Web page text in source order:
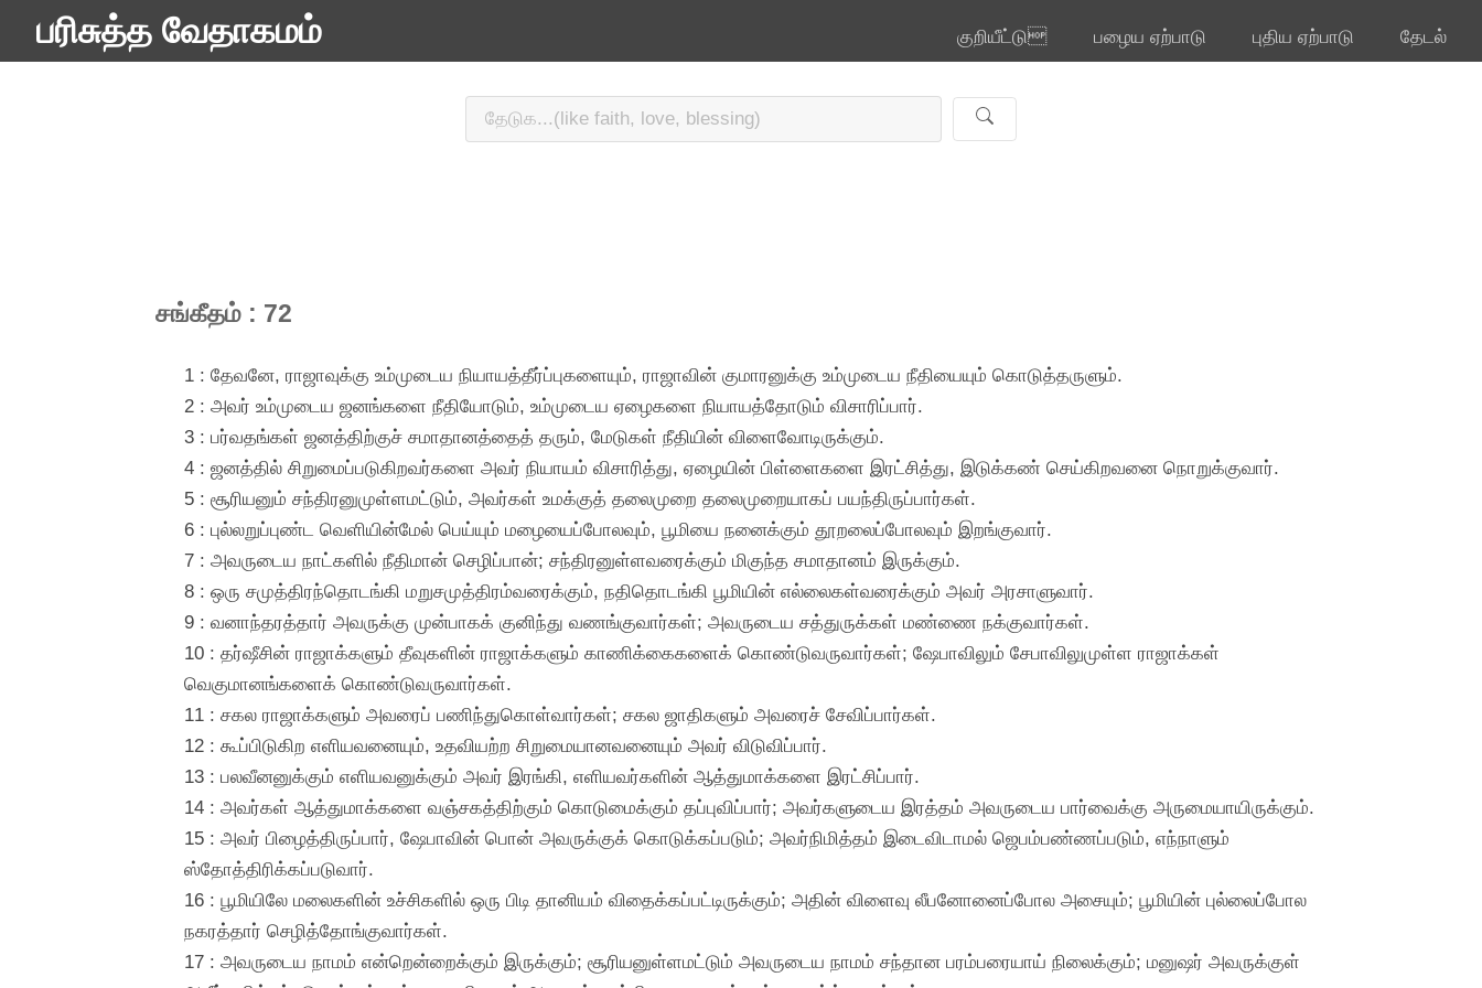
பரிசுத்த வேதாகமம் குறியீட்டு பழைய ஏற்பாடு புதிய ஏற்பாடு தேடல்
சங்கீதம் : 72
1 : தேவனே, ராஜாவுக்கு உம்முடைய நியாயத்தீர்ப்புகளையும், ராஜாவின் குமாரனுக்கு உம்முடைய நீதியையும் கொடுத்தருளும்.
2 : அவர் உம்முடைய ஜனங்களை நீதியோடும், உம்முடைய ஏழைகளை நியாயத்தோடும் விசாரிப்பார்.
3 : பர்வதங்கள் ஜனத்திற்குச் சமாதானத்தைத் தரும், மேடுகள் நீதியின் விளைவோடிருக்கும்.
4 : ஜனத்தில் சிறுமைப்படுகிறவர்களை அவர் நியாயம் விசாரித்து, ஏழையின் பிள்ளைகளை இரட்சித்து, இடுக்கண் செய்கிறவனை நொறுக்குவார்.
5 : சூரியனும் சந்திரனுமுள்ளமட்டும், அவர்கள் உமக்குத் தலைமுறை தலைமுறையாகப் பயந்திருப்பார்கள்.
6 : புல்லறுப்புண்ட வெளியின்மேல் பெய்யும் மழையைப்போலவும், பூமியை நனைக்கும் தூறலைப்போலவும் இறங்குவார்.
7 : அவருடைய நாட்களில் நீதிமான் செழிப்பான்; சந்திரனுள்ளவரைக்கும் மிகுந்த சமாதானம் இருக்கும்.
8 : ஒரு சமுத்திரந்தொடங்கி மறுசமுத்திரம்வரைக்கும், நதிதொடங்கி பூமியின் எல்லைகள்வரைக்கும் அவர் அரசாளுவார்.
9 : வனாந்தரத்தார் அவருக்கு முன்பாகக் குனிந்து வணங்குவார்கள்; அவருடைய சத்துருக்கள் மண்ணை நக்குவார்கள்.
10 : தர்ஷீசின் ராஜாக்களும் தீவுகளின் ராஜாக்களும் காணிக்கைகளைக் கொண்டுவருவார்கள்; ஷேபாவிலும் சேபாவிலுமுள்ள ராஜாக்கள்
வெகுமானங்களைக் கொண்டுவருவார்கள்.
11 : சகல ராஜாக்களும் அவரைப் பணிந்துகொள்வார்கள்; சகல ஜாதிகளும் அவரைச் சேவிப்பார்கள்.
12 : கூப்பிடுகிற எளியவனையும், உதவியற்ற சிறுமையானவனையும் அவர் விடுவிப்பார்.
13 : பலவீனனுக்கும் எளியவனுக்கும் அவர் இரங்கி, எளியவர்களின் ஆத்துமாக்களை இரட்சிப்பார்.
14 : அவர்கள் ஆத்துமாக்களை வஞ்சகத்திற்கும் கொடுமைக்கும் தப்புவிப்பார்; அவர்களுடைய இரத்தம் அவருடைய பார்வைக்கு அருமையாயிருக்கும்.
15 : அவர் பிழைத்திருப்பார், ஷேபாவின் பொன் அவருக்குக் கொடுக்கப்படும்; அவர்நிமித்தம் இடைவிடாமல் ஜெபம்பண்ணப்படும், எந்நாளும்
ஸ்தோத்திரிக்கப்படுவார்.
16 : பூமியிலே மலைகளின் உச்சிகளில் ஒரு பிடி தானியம் விதைக்கப்பட்டிருக்கும்; அதின் விளைவு லீபனோனைப்போல அசையும்; பூமியின் புல்லைப்போல
நகரத்தார் செழித்தோங்குவார்கள்.
17 : அவருடைய நாமம் என்றென்றைக்கும் இருக்கும்; சூரியனுள்ளமட்டும் அவருடைய நாமம் சந்தான பரம்பரையாய் நிலைக்கும்; மனுஷர் அவருக்குள்